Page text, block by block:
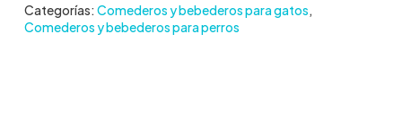
Categorías: Comederos y bebederos para gatos,
Comederos y bebederos para perros